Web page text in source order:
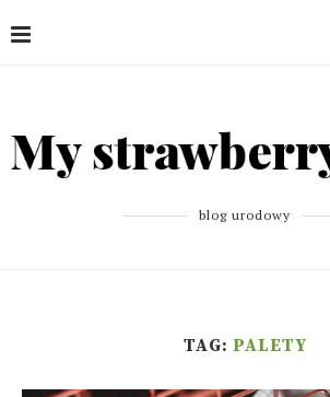
blog urodowy
TAG: PALETY